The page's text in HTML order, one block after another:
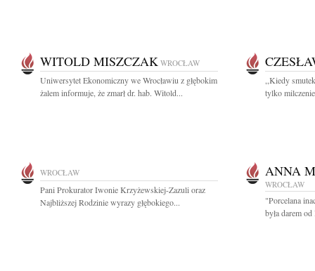
WITOLD MISZCZAK WROCŁAW
Uniwersytet Ekonomiczny we Wrocławiu z głębokim
żalem informuje, że zmarł dr. hab. Witold...
,,Kiedy
tylko
WROCŁAW
Pani Prokurator Iwonie Krzyżewskiej-Zazuli oraz
Najbliższej Rodzinie wyrazy głębokiego...
ANNA
WROCŁAW
"Porcelana
była darem